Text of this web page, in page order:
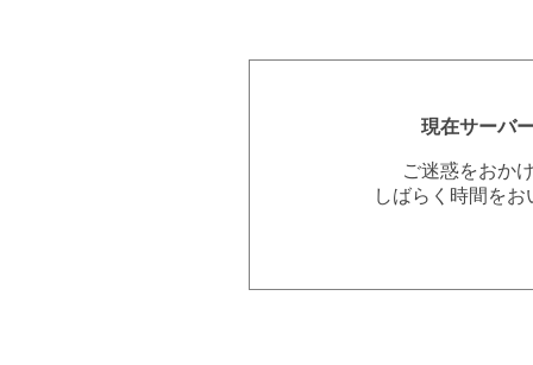
現在サーバ
ご迷惑をおか
しばらく時間を